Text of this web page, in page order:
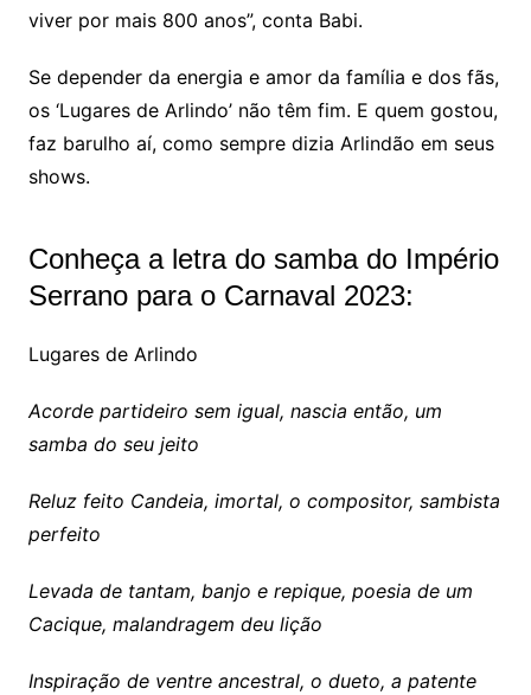
viver por mais 800 anos”, conta Babi.
Se depender da energia e amor da família e dos fãs,
os ‘Lugares de Arlindo’ não têm fim. E quem gostou,
faz barulho aí, como sempre dizia Arlindão em seus
shows.
Conheça a letra do samba do Império
Serrano para o Carnaval 2023:
Lugares de Arlindo
Acorde partideiro sem igual, nascia então, um
samba do seu jeito
Reluz feito Candeia, imortal, o compositor, sambista
perfeito
Levada de tantam, banjo e repique, poesia de um
Cacique, malandragem deu lição
Inspiração de ventre ancestral, o dueto, a patente